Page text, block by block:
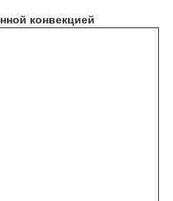
конвекцией